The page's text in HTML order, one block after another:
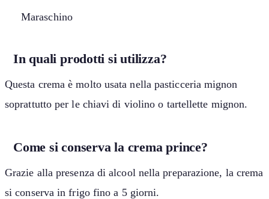
Maraschino
In quali prodotti si utilizza?
Questa crema è molto usata nella pasticceria mignon
soprattutto per le chiavi di violino o tartellette mignon.
Come si conserva la crema prince?
Grazie alla presenza di alcool nella preparazione, la crema
si conserva in frigo fino a 5 giorni.